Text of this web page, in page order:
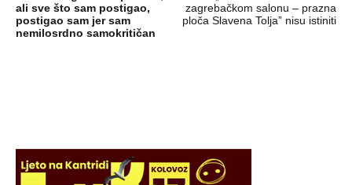
ali sve što sam postigao,
postigao sam jer sam
nemilosrdno samokritičan
zagrebačkom salonu – prazna
ploča Slavena Tolja” nisu istiniti